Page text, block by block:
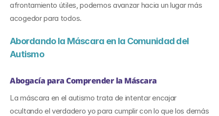
afrontamiento útiles, podemos avanzar hacia un lugar más
acogedor para todos.
Abordando la Máscara en la Comunidad del
Autismo
Abogacía para Comprender la Máscara
La máscara en el autismo trata de intentar encajar
ocultando el verdadero yo para cumplir con lo que los demás